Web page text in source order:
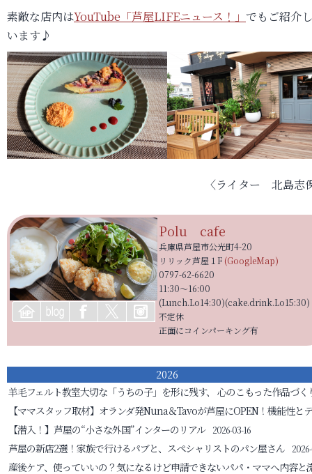
素敵な店内はYouTube「芦屋LIFEニュース！」 でもご紹介
います♪
〈ライター 北島志
Polu cafe
兵庫県芦屋市公光町4-20
リリック芦屋１F (GoogleMap)
0797-62-6620
11:30〜16:00
(Lunch.Lo14:30)(cake.drink.Lo15:30)
不定休
正面にコインパーキング有
2026
羊毛フェルト教室大切な「うちの子」を形に残す、 心のこもった作品づく
【ママスタッフ取材】オランダ発Nuna＆Tavoが芦屋にOPEN！機能性と
【潜入！】芦屋の“小さな外国”インターのリアル
2026-03-16
芦屋の新店2選！家族で行けるパブと、スペシャリストのパン屋さん
産後ケア、使っていいの？気になるけど申請できないパパ・ママへ内容と